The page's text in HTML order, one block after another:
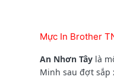
Mực In Brother
An Nhơn Tây là
Minh sau đợt sắp